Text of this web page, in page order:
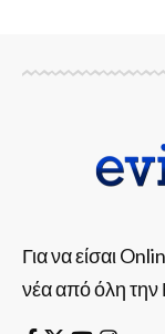
Για να είσαι
νέα από όλη την